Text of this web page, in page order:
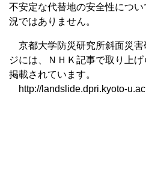
不安定な代替地の安全性につ
況ではありません。
京都大学防災研究所斜面災害
ジには、ＮＨＫ記事で取り上
掲載されています。
http://landslide.dpri.kyoto-